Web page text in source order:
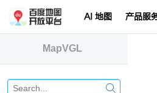
AI 地图 产品服